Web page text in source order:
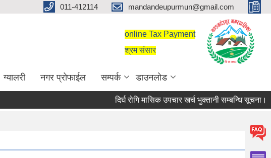
011-412114 mandandeupurmun@gmail.com
online Tax Payment
श्रम संसार
ग्यालरी नगर प्रोफाईल सम्पर्क डाउनलोड
दिर्घ रोगि मासिक उपचार खर्च भुक्तानी सम्बन्धि सूचना।